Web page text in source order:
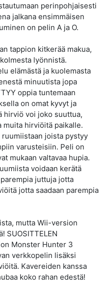
perinpohjaisesti
jalkana ensimmäisen
on pelin A ja O.
tappion kitkerää makua,
lyönnistä.
elämästä ja kuolemasta
minuutista jopa
oppia tuntemaan
on omat kyvyt ja
hirviö voi joko suuttua,
muita hirviöitä paikalle.
joista pystyy
varusteisiin. Peli on
mukaan valtavaa hupia.
voidaan kerätä
juttuja jotta
jotta saadaan parempia
mutta Wii-version
SUOSITTELEN
Monster Hunter 3
verkkopelin lisäksi
Kavereiden kanssa
koko rahan edestä!